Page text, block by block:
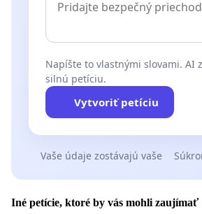
Napíšte to vlastnými slovami. AI
silnú petíciu.
Vytvoriť petíciu
Vaše údaje zostávajú vaše
Iné petície, ktoré by vás mohli zaujímať